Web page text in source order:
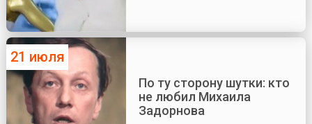
21 июля
По ту сторону шутки: кто
не любил Михаила
Задорнова